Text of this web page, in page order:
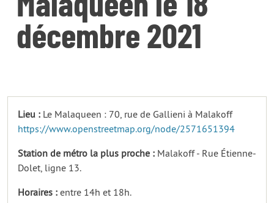
décembre 2021
Lieu : Le Malaqueen : 70, rue de Gallieni à Malakoff
https://www.openstreetmap.org/node/2571651394
Station de métro la plus proche : Malakoff - Rue Étienne-
Dolet, ligne 13.
Horaires : entre 14h et 18h.